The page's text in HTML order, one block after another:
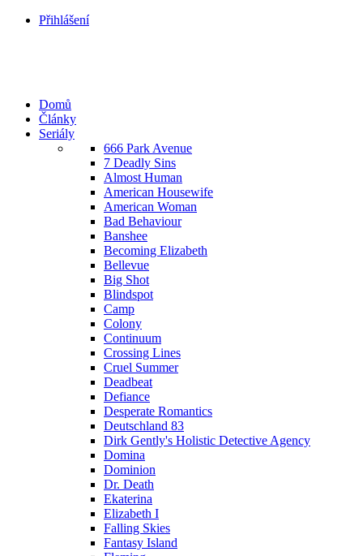
Přihlášení
Domů
Články
Seriály
666 Park Avenue
7 Deadly Sins
Almost Human
American Housewife
American Woman
Bad Behaviour
Banshee
Becoming Elizabeth
Bellevue
Big Shot
Blindspot
Camp
Colony
Continuum
Crossing Lines
Cruel Summer
Deadbeat
Defiance
Desperate Romantics
Deutschland 83
Dirk Gently's Holistic Detective Agency
Domina
Dominion
Dr. Death
Ekaterina
Elizabeth I
Falling Skies
Fantasy Island